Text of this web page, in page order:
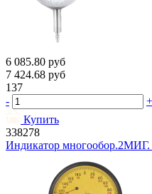
6 085.80 руб
7 424.68 руб
137
-
+
Купить
338278
Индикатор